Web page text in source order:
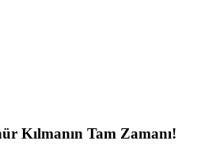
Kılmanın Tam Zamanı!